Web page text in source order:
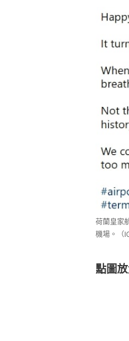
荷蘭皇家
機場。（
點圖